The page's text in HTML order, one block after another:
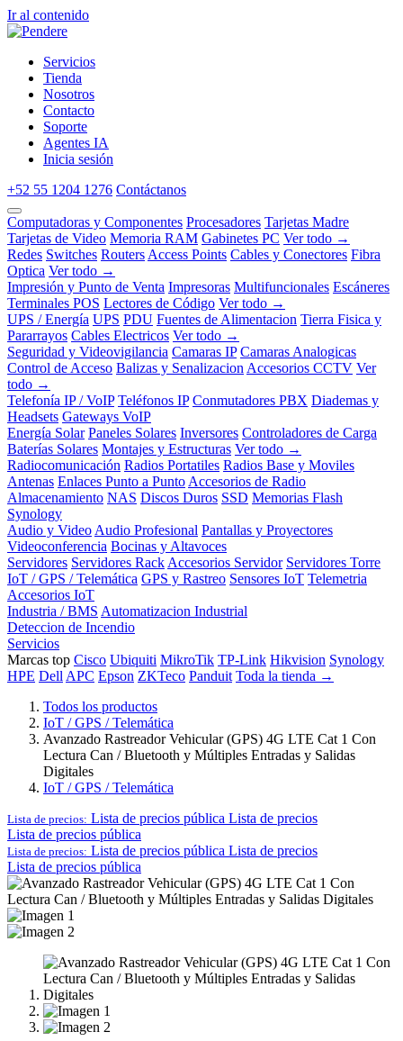
Ir al contenido
Servicios
Tienda
Nosotros
Contacto
Soporte
Agentes IA
Inicia sesión
+52 55 1204 1276 Contáctanos
Computadoras y Componentes Procesadores Tarjetas Madre
Tarjetas de Video Memoria RAM Gabinetes PC Ver todo →
Redes Switches Routers Access Points Cables y Conectores Fibra
Optica Ver todo →
Impresión y Punto de Venta Impresoras Multifuncionales Escáneres
Terminales POS Lectores de Código Ver todo →
UPS / Energía UPS PDU Fuentes de Alimentacion Tierra Fisica y
Pararrayos Cables Electricos Ver todo →
Seguridad y Videovigilancia Camaras IP Camaras Analogicas
Control de Acceso Balizas y Senalizacion Accesorios CCTV Ver
todo →
Telefonía IP / VoIP Teléfonos IP Conmutadores PBX Diademas y
Headsets Gateways VoIP
Energía Solar Paneles Solares Inversores Controladores de Carga
Baterías Solares Montajes y Estructuras Ver todo →
Radiocomunicación Radios Portatiles Radios Base y Moviles
Antenas Enlaces Punto a Punto Accesorios de Radio
Almacenamiento NAS Discos Duros SSD Memorias Flash
Synology
Audio y Video Audio Profesional Pantallas y Proyectores
Videoconferencia Bocinas y Altavoces
Servidores Servidores Rack Accesorios Servidor Servidores Torre
IoT / GPS / Telemática GPS y Rastreo Sensores IoT Telemetria
Accesorios IoT
Industria / BMS Automatizacion Industrial
Deteccion de Incendio
Servicios
Marcas top Cisco Ubiquiti MikroTik TP-Link Hikvision Synology
HPE Dell APC Epson ZKTeco Panduit Toda la tienda →
Todos los productos
IoT / GPS / Telemática
Avanzado Rastreador Vehicular (GPS) 4G LTE Cat 1 Con
Lectura Can / Bluetooth y Múltiples Entradas y Salidas
Digitales
IoT / GPS / Telemática
Lista de precios: Lista de precios pública Lista de precios
Lista de precios pública
Lista de precios: Lista de precios pública Lista de precios
Lista de precios pública